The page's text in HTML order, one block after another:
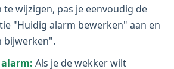
te wijzigen, pas je eenvoudig de
"Huidig alarm bewerken" aan en
bijwerken".
Als je de wekker wilt